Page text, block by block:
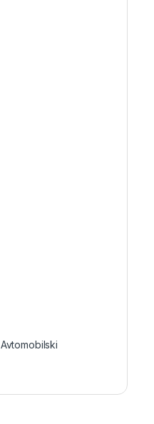
Avtomobilski